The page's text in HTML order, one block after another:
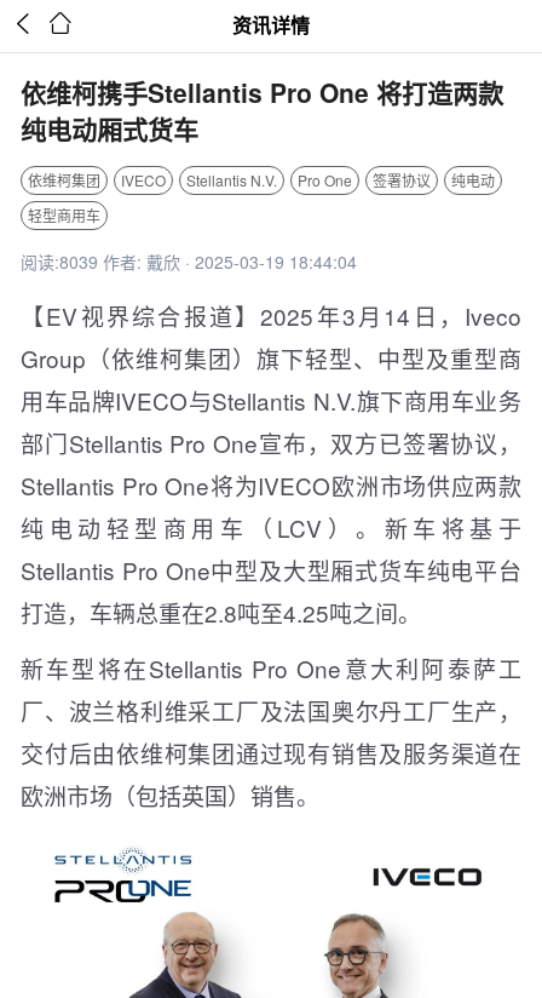
  资讯详情
依维柯携手Stellantis Pro One 将打造两款
纯电动厢式货车
依维柯集团 IVECO Stellantis N.V. Pro One 签署协议
纯电动
轻型商用车
阅读:8039 作者: 戴欣 · 2025-03-19 18:44:04
【EV视界综合报道】2025年3月14日，Iveco
Group（依维柯集团）旗下轻型、中型及重型商
用车品牌IVECO与Stellantis N.V.旗下商用车业务
部门Stellantis Pro One宣布，双方已签署协议，
Stellantis Pro One将为IVECO欧洲市场供应两款
纯电动轻型商用车（LCV）。新车将基于
Stellantis Pro One中型及大型厢式货车纯电平台
打造，车辆总重在2.8吨至4.25吨之间。
新车型将在Stellantis Pro One意大利阿泰萨工
厂、波兰格利维采工厂及法国奥尔丹工厂生产，
交付后由依维柯集团通过现有销售及服务渠道在
欧洲市场（包括英国）销售。